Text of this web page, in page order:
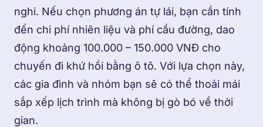
nghi. Nếu chọn phương án tự lái, bạn cần tính
đến chi phí nhiên liệu và phí cầu đường, dao
động khoảng 100.000 – 150.000 VNĐ cho
chuyến đi khứ hồi bằng ô tô. Với lựa chọn này,
các gia đình và nhóm bạn sẽ có thể thoải mái
sắp xếp lịch trình mà không bị gò bó về thời
gian.